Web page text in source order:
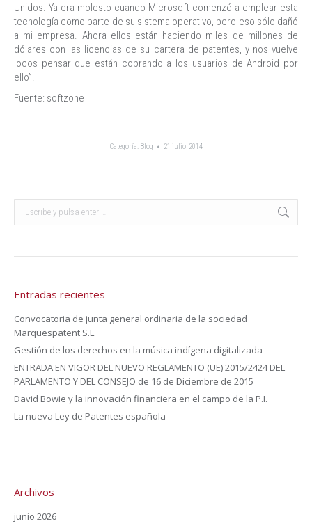
Unidos. Ya era molesto cuando Microsoft comenzó a emplear esta
tecnología como parte de su sistema operativo, pero eso sólo dañó
a mi empresa. Ahora ellos están haciendo miles de millones de
dólares con las licencias de su cartera de patentes, y nos vuelve
locos pensar que están cobrando a los usuarios de Android por
ello”.
Fuente: softzone
Categoría: Blog 21 julio, 2014
Buscar:
Entradas recientes
Convocatoria de junta general ordinaria de la sociedad
Marquespatent S.L.
Gestión de los derechos en la música indígena digitalizada
ENTRADA EN VIGOR DEL NUEVO REGLAMENTO (UE) 2015/2424 DEL
PARLAMENTO Y DEL CONSEJO de 16 de Diciembre de 2015
David Bowie y la innovación financiera en el campo de la P.I.
La nueva Ley de Patentes española
Archivos
junio 2026